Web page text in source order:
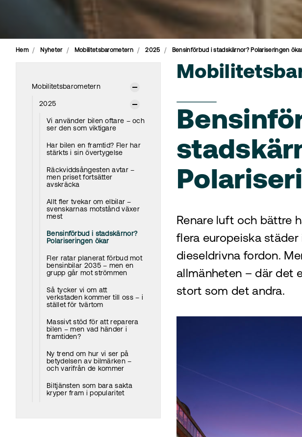
Hem Nyheter Mobilitetsbarometern 2025 Bensinförbud i stadskärnor? Polariseringen
Mobilitetsbarometern
2025
Vi använder bilen oftare – och
ser den som viktigare
Har bilen en framtid? Fler har
stärkts i sin övertygelse
Räckviddsångesten avtar –
men priset fortsätter
avskräcka
Allt fler tvekar om elbilar –
svenskarnas motstånd växer
mest
Bensinförbud i stadskärnor?
Polariseringen ökar
Fler ratar planerat förbud mot
bensinbilar 2035 – men en
grupp går mot strömmen
Så tycker vi om att
verkstaden kommer till oss – i
stället för tvärtom
Massivt stöd för att reparera
bilen – men vad händer i
framtiden?
Ny trend om hur vi ser på
betydelsen av bilmärken –
och varifrån de kommer
Biltjänsten som bara sakta
kryper fram i popularitet
Renare luft och bättre
flera europeiska
dieseldrivna fordon.
allmänheten – där det
stort som det andra.